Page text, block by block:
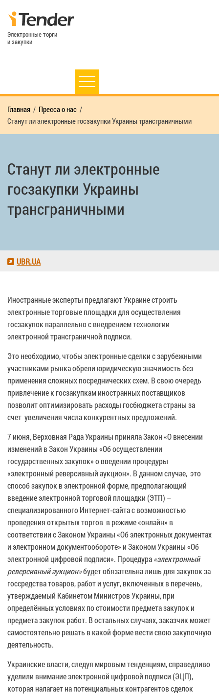
Электронные торги
и закупки
Главная
Пресса о нас
Станут ли электронные госзакупки Украины трансграничными
Станут ли электронные
госзакупки Украины
трансграничными
UBR.UA
Иностранные эксперты предлагают Украине строить
электронные торговые площадки для осуществления
госзакупок параллельно с внедрением технологии
электронной трансграничной подписи.
Это необходимо, чтобы электронные сделки с зарубежными
участниками рынка обрели юридическую значимость без
применения сложных посреднических схем. В свою очередь
привлечение к госзакупкам иностранных поставщиков
позволит оптимизировать расходы госбюджета страны за
счет увеличения числа конкурентных предложений.
7 июня, Верховная Рада Украины приняла Закон «О внесении
изменений в Закон Украины «Об осуществлении
государственных закупок» о введении процедуры
«электронный реверсивный аукцион». В данном случае, это
способ закупок в электронной форме, предполагающий
введение электронной торговой площадки (ЭТП) –
специализированного Интернет-сайта с возможностью
проведения открытых торгов в режиме «онлайн» в
соответствии с Законом Украины «Об электронных документах
и электронном документообороте» и Законом Украины «Об
электронной цифровой подписи». Процедура«электронный
реверсивный аукцион»будет обязательна лишь для закупок за
госсредства товаров, работ и услуг, включенных в перечень,
утверждаемый Кабинетом Министров Украины, при
определённых условиях по стоимости предмета закупок и
предмета закупок работ. В остальных случаях, заказчик может
самостоятельно решать в какой форме вести свою закупочную
деятельность.
Украинские власти, следуя мировым тенденциям, справедливо
уделили внимание электронной цифровой подписи (ЭЦП),
которая налагает на потенциальных контрагентов сделок